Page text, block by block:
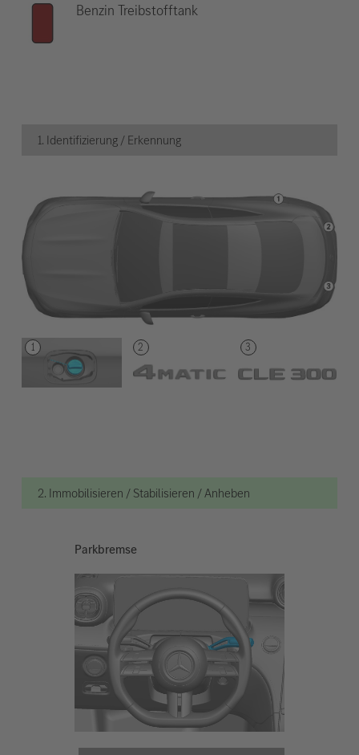
Benzin Treibstofftank
1. Identifizierung / Erkennung
2. Immobilisieren / Stabilisieren / Anheben
Parkbremse